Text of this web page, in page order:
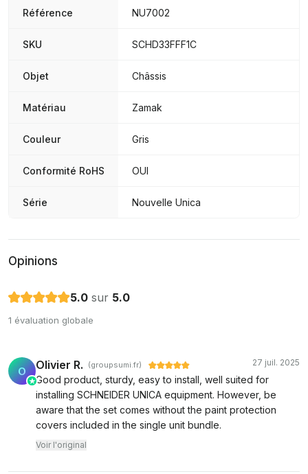
Référence NU7002
SKU SCHD33FFF1C
Objet Châssis
Matériau Zamak
Couleur Gris
Conformité RoHS OUI
Série Nouvelle Unica
Opinions
5.0 sur 5.0
1 évaluation globale
O Olivier R. (groupsumi.fr) 27 juil. 2025
Good product, sturdy, easy to install, well suited for
installing SCHNEIDER UNICA equipment. However, be
aware that the set comes without the paint protection
covers included in the single unit bundle.
Voir l'original